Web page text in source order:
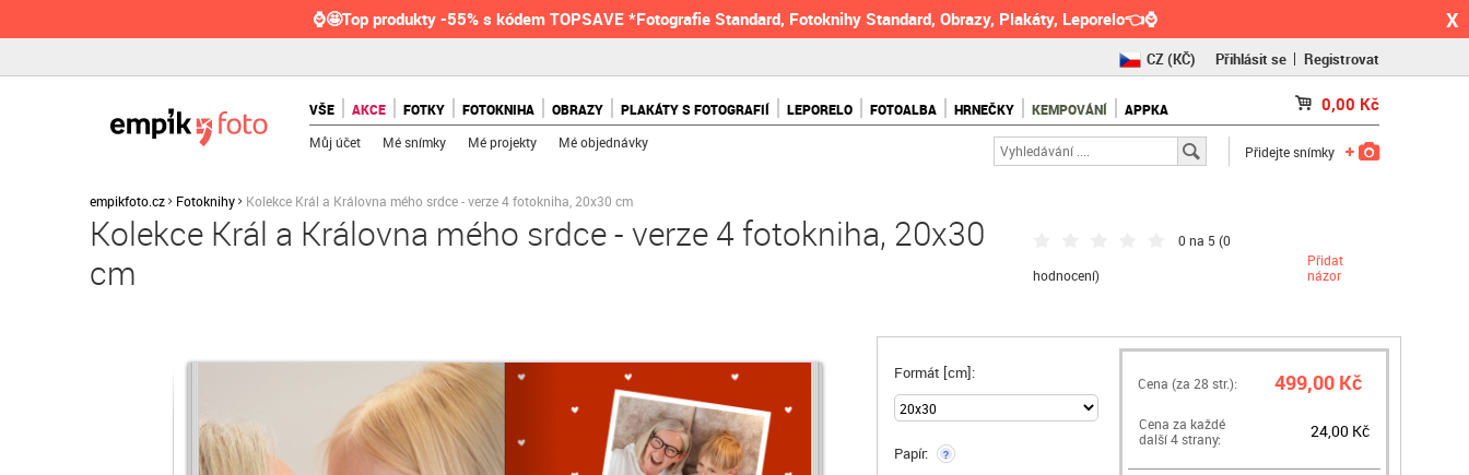
⌚🤩Top produkty -55% s kódem TOPSAVE *Fotografie Standard, Fotoknihy Standard, Obrazy, Plakáty, Leporelo👈⌚ X
CZ(KČ)
RO(RON)
Přihlásit se Registrovat
VŠE AKCE FOTKY FOTOKNIHA OBRAZY PLAKÁTY S FOTOGRAFIÍ LEPORELO FOTOALBA HRNEČKY KEMPOVÁNÍ APPKA 0,00 Kč
Můj účet Mé snímky Mé projekty Mé objednávky
Přidejte snímky
empikfoto.cz Fotoknihy Kolekce Král a Královna mého srdce - verze 4 fotokniha, 20x30 cm
Kolekce Král a Královna mého srdce - verze 4 fotokniha, 20x30
cm
0 na 5 (0
hodnocení)
Přidat
názor
Formát [cm]:
Papír: ?
Cena (za 28 str.): 499,00 Kč
Cena za každé
další 4 strany:
24,00 Kč